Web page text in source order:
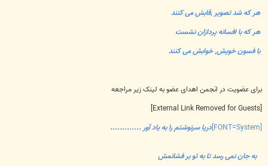
هر که شد تصویر ,قابش می کنند
هر که با افسانه پردازان نشست
با فسون خویش, خوابش می کنند
برای عضویت در انجمن اهدای عضو به لینک زیر مراجعه
دریا سرنوشتم را به یاد آور .............
به جان نمی رسد تا به تو بر فشانمش